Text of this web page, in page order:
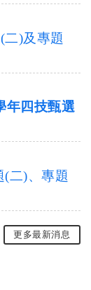
二)及專題
年四技甄選
(二)、專題
更多最新消息